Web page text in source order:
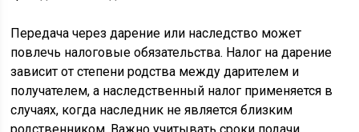
Передача через дарение или наследство может
повлечь налоговые обязательства. Налог на дарение
зависит от степени родства между дарителем и
получателем, а наследственный налог применяется в
случаях, когда наследник не является близким